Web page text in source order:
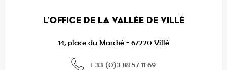
L’OFFICE DE LA VALLÉE DE VILLÉ
14, place du Marché - 67220 Villé
+ 33 (0)3 88 57 11 69